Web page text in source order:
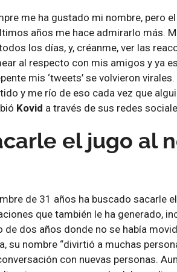
me ha gustado mi nombre, pero
años me hace admirarlo más.
los días, y, créanme, ver las
al respecto con mis amigos y ya
mis ‘tweets’ se volvieron
y me río de eso cada vez que
Kovid a través de sus redes
el jugo al
de 31 años ha buscado sacarle
que también le ha generado,
de dos años donde no se había
su nombre “divirtió a muchas
con nuevas personas.